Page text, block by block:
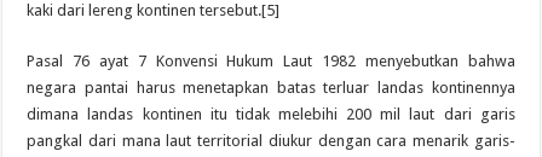
kaki dari lereng kontinen tersebut.[5]
Pasal 76 ayat 7 Konvensi Hukum Laut 1982 menyebutkan bahwa
negara pantai harus menetapkan batas terluar landas kontinennya
dimana landas kontinen itu tidak melebihi 200 mil laut dari garis
pangkal dari mana laut territorial diukur dengan cara menarik garis-